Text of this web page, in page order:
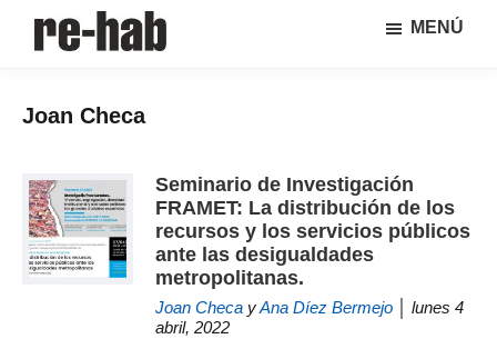
lateral
│
Crisis
rehabilitación
y
regeneración
difusión
sobre
la
adaptación
de
MENÚ
Joan Checa
Seminario de Investigación
FRAMET: La distribución de los
recursos y los servicios públicos
ante las desigualdades
metropolitanas.
Joan Checa yAna Díez Bermejo │ lunes 4
abril, 2022